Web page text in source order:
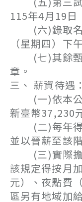
115年4月19日
(六)錄取名
（星期四）下
(七)其餘甄
章。
三、 薪資待遇：
(一)依本公
新臺幣37,230
(二)每年得
並以晉薪至該
(三)實際擔
該規定得按月
元）、夜點費
區另有地域加